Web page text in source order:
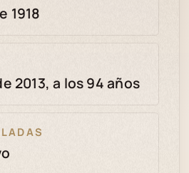
1918
2013, a los 94 años